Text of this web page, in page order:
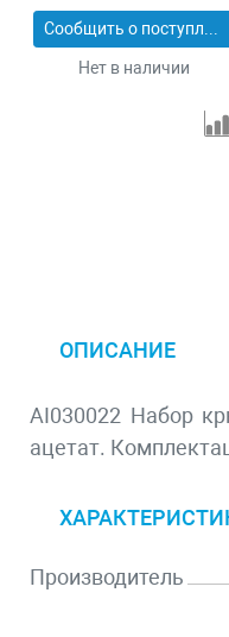
Сообщить о поступлении
Нет в наличии
ОПИСАНИЕ
AI030022 Набор
ацетат.
Производитель